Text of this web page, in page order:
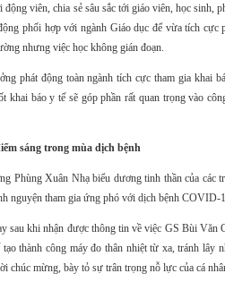
viên, chia sẻ sâu sắc tới giáo viên, học sinh,
phối hợp với ngành Giáo dục để vừa tích cực
nhưng việc học không gián đoạn.
phát động toàn ngành tích cực tham gia khai
khai báo y tế sẽ góp phần rất quan trọng vào
sáng trong mùa dịch bệnh
Phùng Xuân Nhạ biểu dương tinh thần của các
nguyện tham gia ứng phó với dịch bệnh COVID-
sau khi nhận được thông tin về việc GS Bùi
thành công máy đo thân nhiệt từ xa, tránh lây
chúc mừng, bày tỏ sự trân trọng nỗ lực của cá